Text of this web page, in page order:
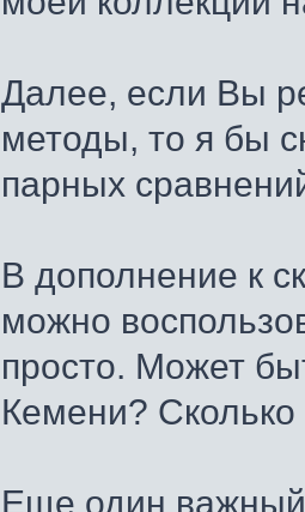
Далее, если Вы
методы, то я бы
парных
В дополнение к
можно
просто. Может
Кемени? Сколько
Еще один